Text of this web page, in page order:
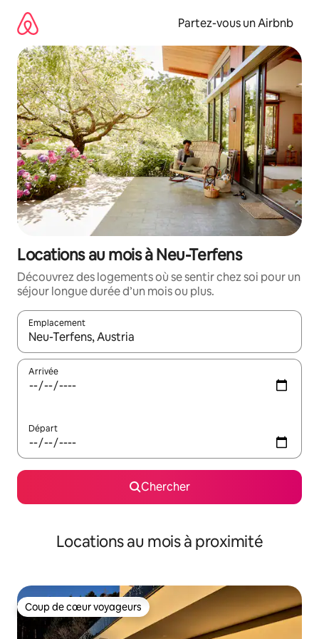
directement
contenu
Partez-vous un Airbnb
Locations au mois à Neu-Terfens
Découvrez des logements où se sentir chez soi pour un
séjour longue durée d’un mois ou plus.
Emplacement
Quand les résultats sont affichés, parcourez-les en utilisant
Arrivée
Départ
Chercher
Locations au mois à proximité
Coup de cœur voyageurs
Coup de cœur voyageurs